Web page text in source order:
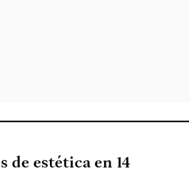
de estética en 14